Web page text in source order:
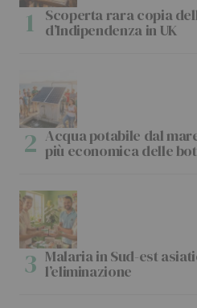
Scoperta rara copia
d’Indipendenza in UK
Acqua potabile dal
più economica delle
Malaria in Sud-est
l’eliminazione